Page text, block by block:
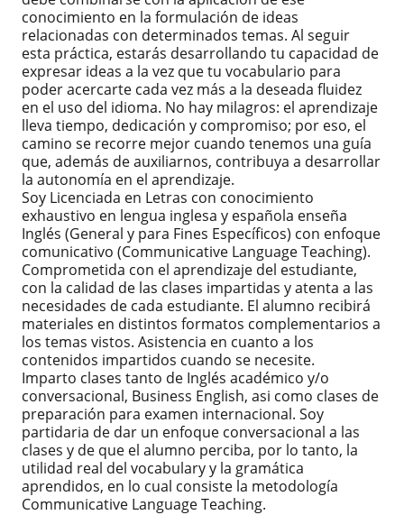
conocimiento en la formulación de ideas
relacionadas con determinados temas. Al seguir
esta práctica, estarás desarrollando tu capacidad de
expresar ideas a la vez que tu vocabulario para
poder acercarte cada vez más a la deseada fluidez
en el uso del idioma. No hay milagros: el aprendizaje
lleva tiempo, dedicación y compromiso; por eso, el
camino se recorre mejor cuando tenemos una guía
que, además de auxiliarnos, contribuya a desarrollar
la autonomía en el aprendizaje.
Soy Licenciada en Letras con conocimiento
exhaustivo en lengua inglesa y española enseña
Inglés (General y para Fines Específicos) con enfoque
comunicativo (Communicative Language Teaching).
Comprometida con el aprendizaje del estudiante,
con la calidad de las clases impartidas y atenta a las
necesidades de cada estudiante. El alumno recibirá
materiales en distintos formatos complementarios a
los temas vistos. Asistencia en cuanto a los
contenidos impartidos cuando se necesite.
Imparto clases tanto de Inglés académico y/o
conversacional, Business English, asi como clases de
preparación para examen internacional. Soy
partidaria de dar un enfoque conversacional a las
clases y de que el alumno perciba, por lo tanto, la
utilidad real del vocabulary y la gramática
aprendidos, en lo cual consiste la metodología
Communicative Language Teaching.